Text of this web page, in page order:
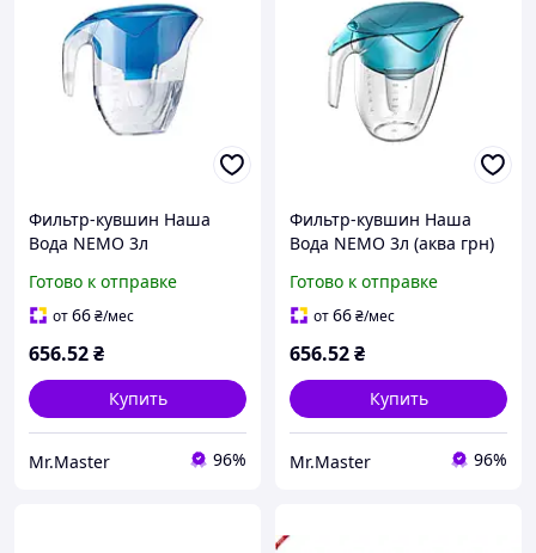
Фильтр-кувшин Наша
Вода NEMO 3л
ECOSOFT
Готово к отправке
от66₴/мес
656.52₴
Купить
Mr.Master 96%
Фильтр-кувшин Наша
Вода NEMO 3л (аква грн)
Готово к отправке
от66₴/мес
656.52₴
Купить
Mr.Master 96%